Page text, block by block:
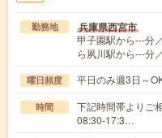
勤務地 兵庫県西宮市
甲子園駅から---分
ら夙川駅から---分
曜日頻度 平日のみ週3日～
時間
下記時間帯より
08:30-17:3…